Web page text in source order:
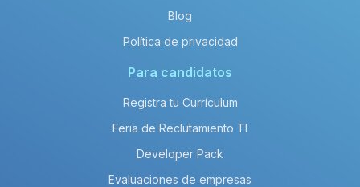
Blog
Política de privacidad
Para candidatos
Registra tu Currículum
Feria de Reclutamiento TI
Developer Pack
Evaluaciones de empresas